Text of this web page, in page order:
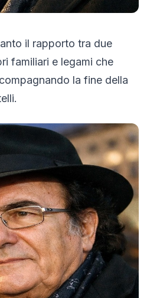
il rapporto tra due
familiari e legami che
la fine della
.